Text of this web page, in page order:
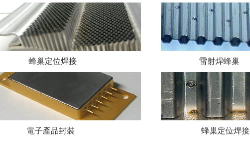
蜂巢定位焊接 雷射焊蜂巢
電子產品封裝 蜂巢定位焊接